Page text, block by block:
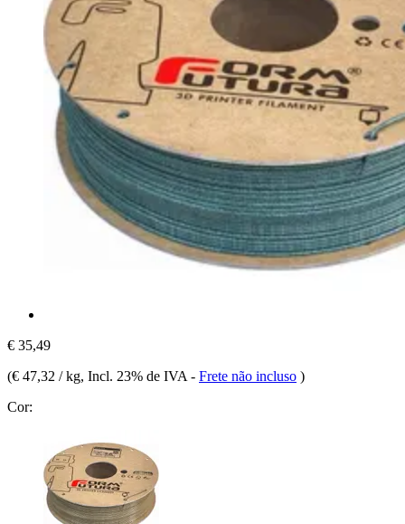
€ 35,49
(€ 47,32 / kg, Incl. 23% de IVA - Frete não incluso )
Cor: